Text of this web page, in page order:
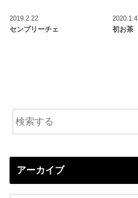
2019.2.22
センプリーチェ
2020.1.4
初お茶
アーカイブ